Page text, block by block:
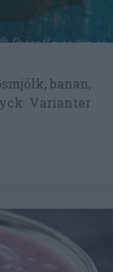
banan,
Varianter